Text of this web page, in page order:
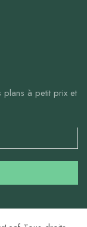
plans à petit prix et